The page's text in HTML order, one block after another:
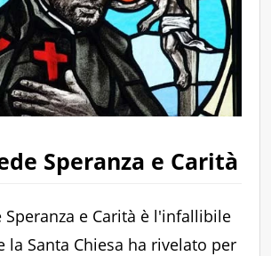
Speranza e Carità
Speranza e Carità è l'infallibile
la Santa Chiesa ha rivelato per